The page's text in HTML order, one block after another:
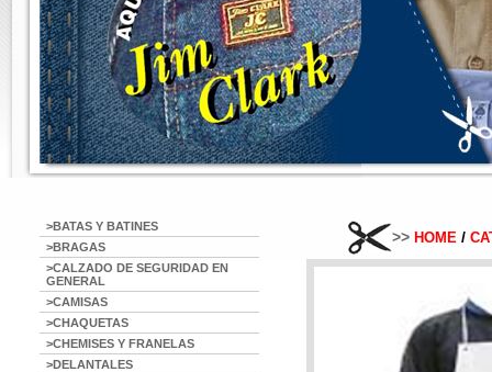
>BATAS Y BATINES
>BRAGAS
>CALZADO DE SEGURIDAD EN
GENERAL
>CAMISAS
>CHAQUETAS
>CHEMISES Y FRANELAS
>DELANTALES
>> HOME /